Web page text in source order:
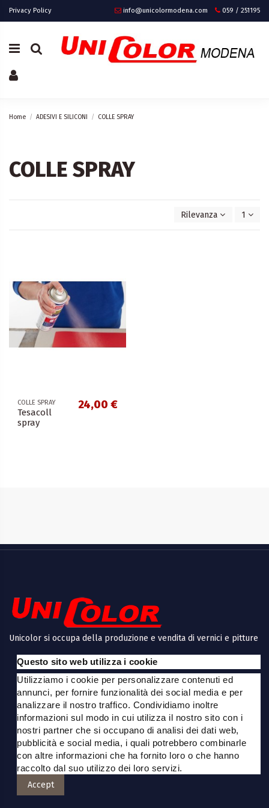
Privacy Policy info@unicolormodena.com 059 / 251195
Home ADESIVI E SILICONI COLLE SPRAY
COLLE SPRAY
Rilevanza 1
COLLE SPRAY
Tesacoll
spray
24,00 €
Unicolor si occupa della produzione e vendita di vernici e pitture
prodotti per restauro, decori, oggetti in legno e polistirolo,
articoli per bomboniere e tanto altro a Modena.
Info
Contatti
Orari
Questo sito web utilizza i cookie
Utilizziamo i cookie per personalizzare contenuti ed
annunci, per fornire funzionalità dei social media e per
analizzare il nostro traffico. Condividiamo inoltre
informazioni sul modo in cui utilizza il nostro sito con i
nostri partner che si occupano di analisi dei dati web,
pubblicità e social media, i quali potrebbero combinarle
con altre informazioni che ha fornito loro o che hanno
raccolto dal suo utilizzo dei loro servizi.
Accept